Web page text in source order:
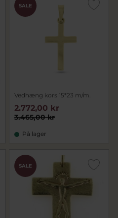
SALE
Vedhæng kors 15*23 m/m.
3.465,00 kr
2.772,00 kr
På lager
SALE